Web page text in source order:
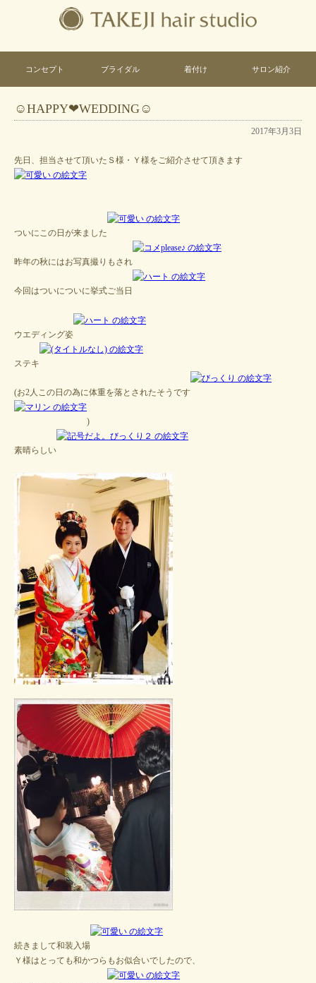
コンセプト ブライダル 着付け サロン紹介
☺HAPPY❤WEDDING☺
2017年3月3日
先日、担当させて頂いたＳ様・Ｙ様をご紹介させて頂きます
ついにこの日が来ました
昨年の秋にはお写真撮りもされ
今回はついについに挙式ご当日
ウエディング姿
ステキ
(お2人この日の為に体重を落とされたそうです
)
素晴らしい
続きまして和装入場
Ｙ様はとっても和かつらもお似合いでしたので、